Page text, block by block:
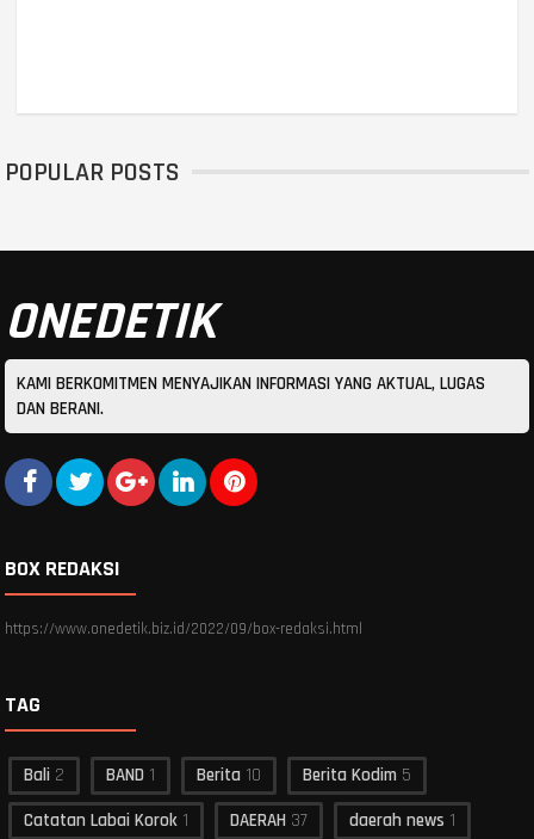
POPULAR POSTS
ONEDETIK
KAMI BERKOMITMEN MENYAJIKAN INFORMASI YANG AKTUAL, LUGAS
DAN BERANI.
BOX REDAKSI
https://www.onedetik.biz.id/2022/09/box-redaksi.html
TAG
Bali 2 BAND 1 Berita 10 Berita Kodim 5
Catatan Labai Korok 1 DAERAH 37 daerah news 1